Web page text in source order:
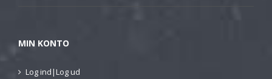
MIN KONTO
Log ind|Log ud